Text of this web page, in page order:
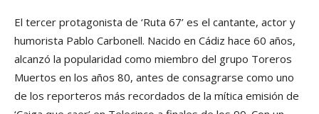
El tercer protagonista de ‘Ruta 67’ es el cantante, actor y
humorista Pablo Carbonell. Nacido en Cádiz hace 60 años,
alcanzó la popularidad como miembro del grupo Toreros
Muertos en los años 80, antes de consagrarse como uno
de los reporteros más recordados de la mítica emisión de